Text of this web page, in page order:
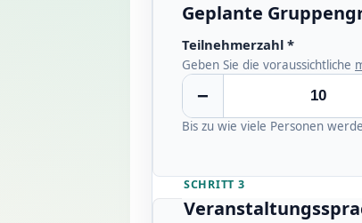
Geplante
Teilnehmerzahl *
Geben Sie die voraussichtliche
−
Bis zu wie viele Personen
SCHRITT 3